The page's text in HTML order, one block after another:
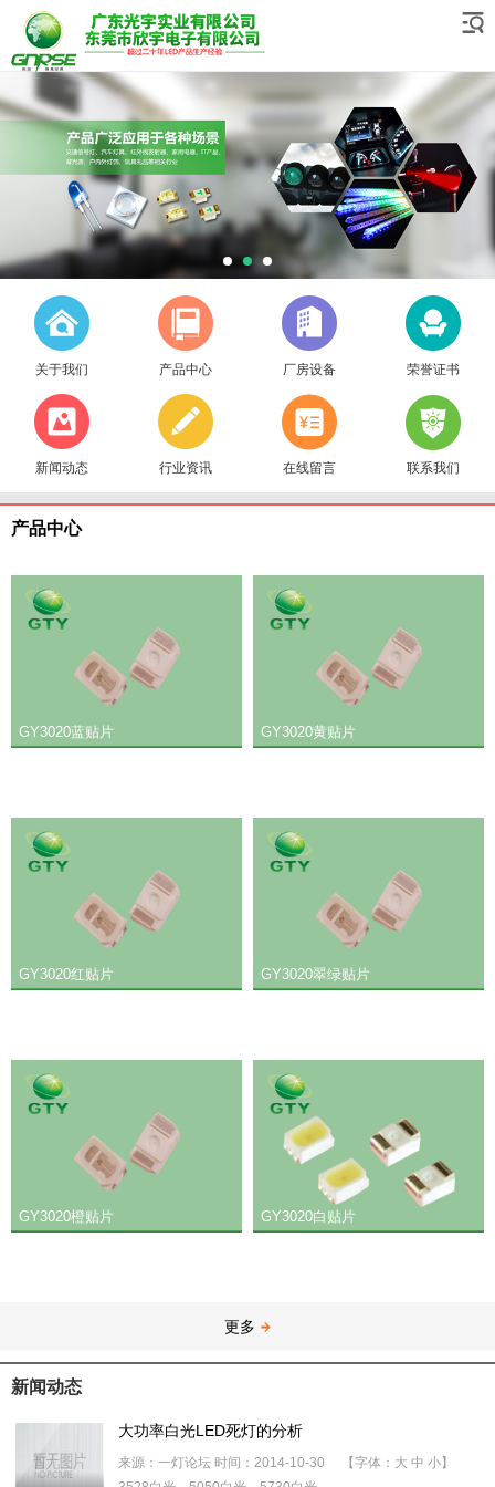
关于我们 产品中心 厂房设备 荣誉证书
新闻动态 行业资讯 在线留言 联系我们
产品中心
GY3020蓝贴片 GY3020黄贴片
GY3020红贴片 GY3020翠绿贴片
GY3020橙贴片 GY3020白贴片
更多
新闻动态
大功率白光LED死灯的分析
来源：一灯论坛 时间：2014-10-30 【字体：大 中 小】